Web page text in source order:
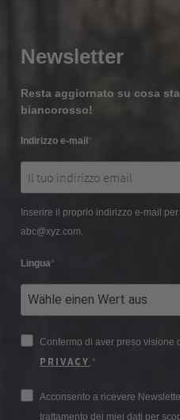
Newsletter
Resta aggiornato su cosa
biancorosso!
Indirizzo e-mail
Inserire il proprio indirizzo e-mail
abc@xyz.com.
Lingua
Confermo di aver preso visione
PRIVACY .
Acconsento a ricevere
trattamento dei miei dati per